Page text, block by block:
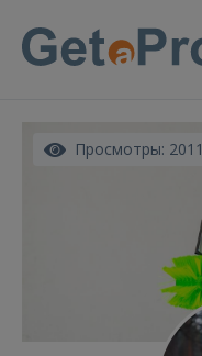
Просмотры: 2011